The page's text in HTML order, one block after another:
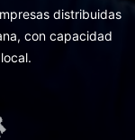
distribuidas
con capacidad